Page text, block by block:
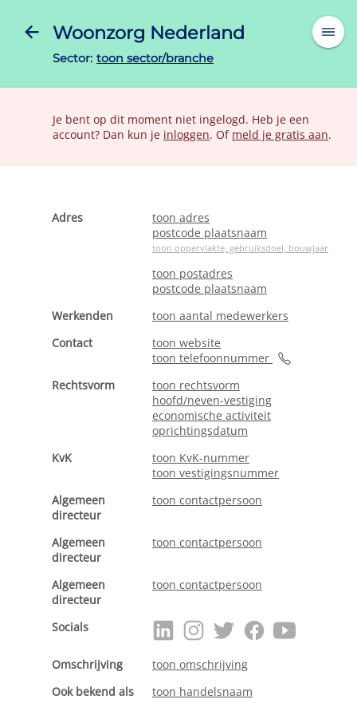
Woonzorg Nederland
Sector: toon sector/branche
Je bent op dit moment niet ingelogd. Heb je een
account? Dan kun je inloggen. Of meld je gratis aan.
Adres
toon adres
postcode plaatsnaam
toon oppervlakte, gebruiksdoel, bouwjaar
toon postadres
postcode plaatsnaam
Werkenden
toon aantal medewerkers
Contact
toon website
toon telefoonnummer
Rechtsvorm
toon rechtsvorm
hoofd/neven-vestiging
economische activiteit
oprichtingsdatum
KvK
toon KvK-nummer
toon vestigingsnummer
Algemeen
directeur
toon contactpersoon
Algemeen
directeur
toon contactpersoon
Algemeen
directeur
toon contactpersoon
Socials
Omschrijving
toon omschrijving
Ook bekend als
toon handelsnaam